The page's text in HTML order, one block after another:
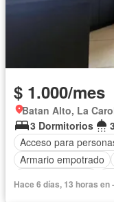
$ 1.000/mes
Batan Alto, La
3 Dormitorios
Acceso para
Armario empotrado
Hace 6 días, 13 horas